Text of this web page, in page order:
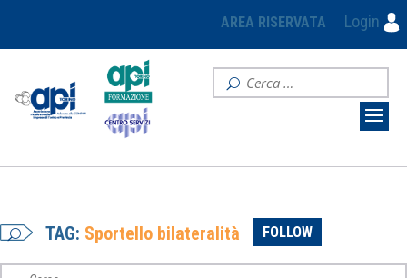
AREA RISERVATA Login
TAG: Sportello bilateralità FOLLOW